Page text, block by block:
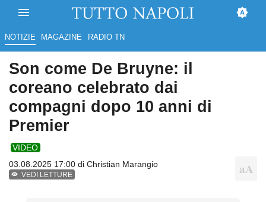
NOTIZIE MAGAZINE RADIO TN
Son come De Bruyne: il
coreano celebrato dai
compagni dopo 10 anni di
Premier
VIDEO
03.08.2025 17:00 di Christian Marangio
VEDI LETTURE